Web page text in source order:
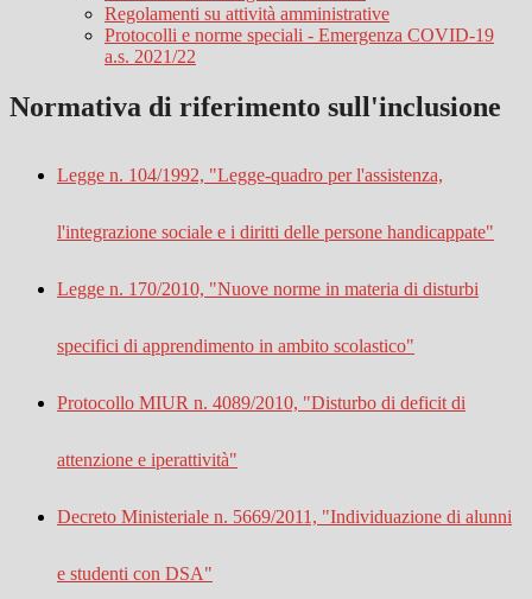
Regolamenti su attività amministrative
Protocolli e norme speciali - Emergenza COVID-19
a.s. 2021/22
Normativa di riferimento sull'inclusione
Legge n. 104/1992, "Legge-quadro per l'assistenza,
l'integrazione sociale e i diritti delle persone handicappate"
Legge n. 170/2010, "Nuove norme in materia di disturbi
specifici di apprendimento in ambito scolastico"
Protocollo MIUR n. 4089/2010, "Disturbo di deficit di
attenzione e iperattività"
Decreto Ministeriale n. 5669/2011, "Individuazione di alunni
e studenti con DSA"